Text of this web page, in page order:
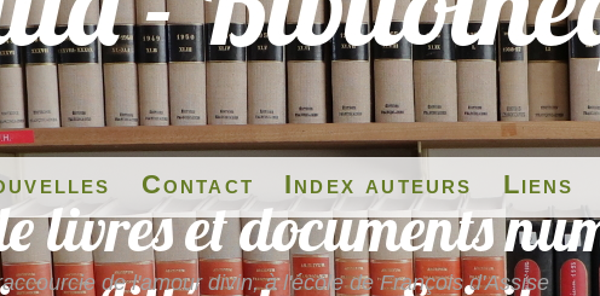
Contact Index auteurs Liens
de l'amour divin, à l'école de François d'Assise